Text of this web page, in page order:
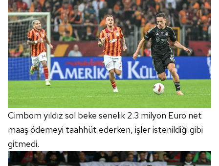
Cimbom yıldız sol beke senelik 2.3 milyon Euro net
maaş ödemeyi taahhüt ederken, işler istenildiği gibi
gitmedi.